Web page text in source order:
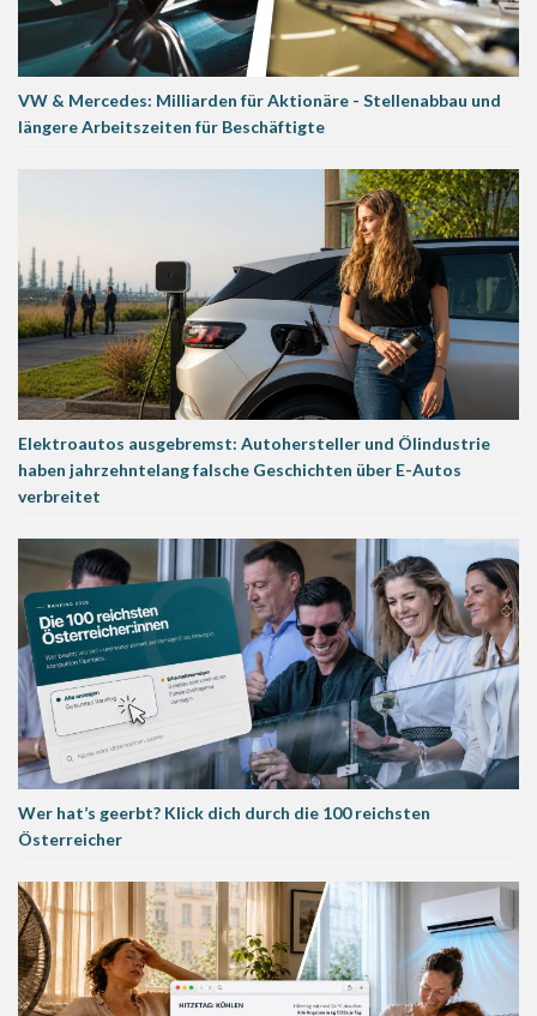
VW & Mercedes: Milliarden für Aktionäre - Stellenabbau und
längere Arbeitszeiten für Beschäftigte
Elektroautos ausgebremst: Autohersteller und Ölindustrie
haben jahrzehntelang falsche Geschichten über E-Autos
verbreitet
Wer hat’s geerbt? Klick dich durch die 100 reichsten
Österreicher